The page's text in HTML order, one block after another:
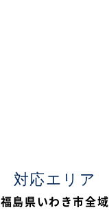
対応エリア
福島県いわき市全域